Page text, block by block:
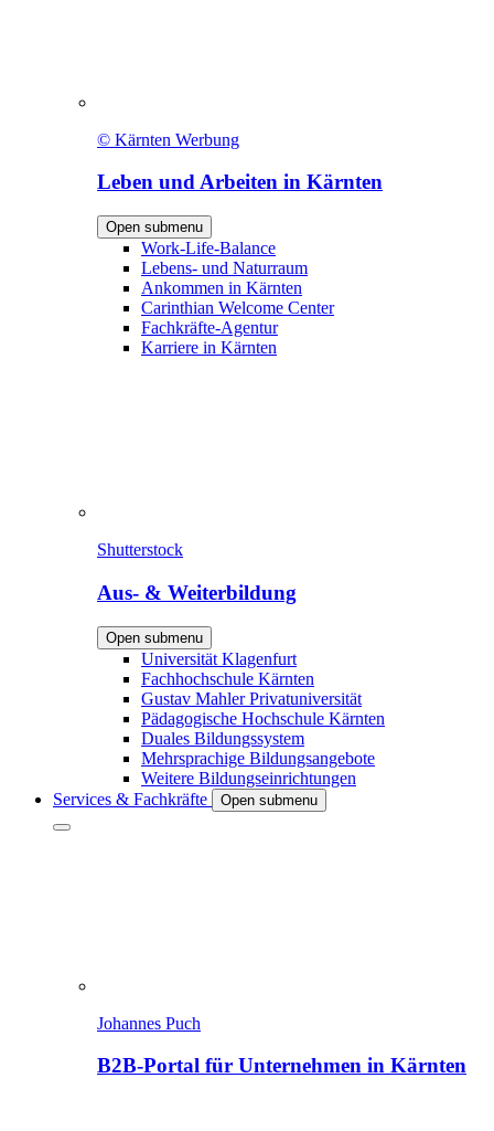
© Kärnten Werbung
Leben und Arbeiten in Kärnten
Open submenu
Work-Life-Balance
Lebens- und Naturraum
Ankommen in Kärnten
Carinthian Welcome Center
Fachkräfte-Agentur
Karriere in Kärnten
Shutterstock
Aus- & Weiterbildung
Open submenu
Universität Klagenfurt
Fachhochschule Kärnten
Gustav Mahler Privatuniversität
Pädagogische Hochschule Kärnten
Duales Bildungssystem
Mehrsprachige Bildungsangebote
Weitere Bildungseinrichtungen
Services & Fachkräfte
Open submenu
Johannes Puch
B2B-Portal für Unternehmen in Kärnten